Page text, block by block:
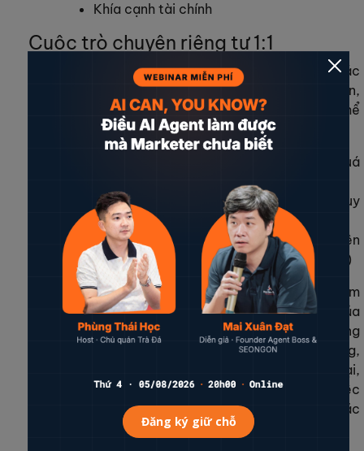
Khía cạnh tài chính
Cuộc trò chuyện riêng tư 1:1
Cuộc trò chuyện riêng tư 1:1 hay còn được gọi là các
buổi check-in. Thông qua các buổi trò chuyện ngắn,
thẳng thắn giữa quản lý và nhân viên, bạn có thể
nhận biết được các yếu tố như:
Những điều nhân viên đã thực hiện (quá
Những vấn đề họ đang gặp phải khiến suy
giảm hiệu suất (hiện tại)
Cùng tìm giải pháp tháo gỡ, giúp nhân viên
phát triển hơn trong công việc (tương lai)
Đặc biệt, thông qua trò chuyện 1:1, bạn cũng sẽ cảm
nhận, đánh giá được thái độ trong công việc của
nhân viên. Một nhân viên nghiêm túc, tích cực trong
công việc sẽ chuẩn bị buổi trò chuyện rất kỹ lưỡng,
chu đáo, thậm chí là check-in nháp trước. Ngược lại,
một nhân thiếu chuẩn bị, có thái độ tốt với công việc
sẽ khiến buổi check-in rất dễ rơi vào im lặng hoặc
căng thẳng với các câu hỏi – đáp khiên cưỡng.